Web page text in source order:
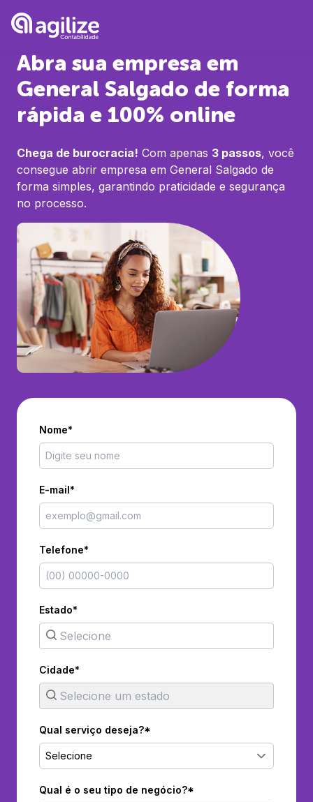
Abra sua empresa em
General Salgado de forma
rápida e 100% online
Chega de burocracia! Com apenas 3 passos, você
consegue abrir empresa em General Salgado de
forma simples, garantindo praticidade e segurança
no processo.
Nome*
E-mail*
Telefone*
Estado*
Cidade*
Qual serviço deseja?*
Selecione
Qual é o seu tipo de negócio?*